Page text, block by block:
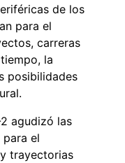
de los
para el
carreras
la
posibilidades
agudizó las
el
trayectorias